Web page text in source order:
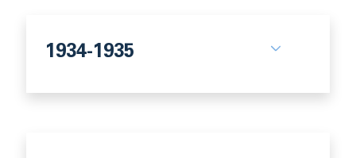
1934-1935